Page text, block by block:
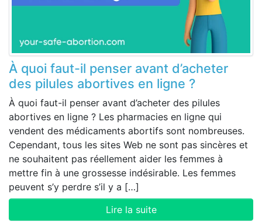
À quoi faut-il penser avant d’acheter
des pilules abortives en ligne ?
À quoi faut-il penser avant d’acheter des pilules
abortives en ligne ? Les pharmacies en ligne qui
vendent des médicaments abortifs sont nombreuses.
Cependant, tous les sites Web ne sont pas sincères et
ne souhaitent pas réellement aider les femmes à
mettre fin à une grossesse indésirable. Les femmes
peuvent s’y perdre s’il y a […]
Lire la suite